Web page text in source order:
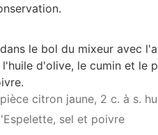
le bol du mixeur avec
d'olive, le cumin et le
citron jaune, 2 c. à s.
sel et poivre